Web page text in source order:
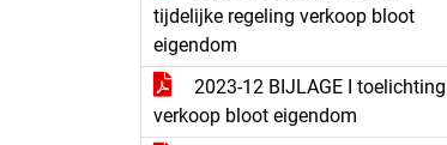
tijdelijke regeling verkoop bloot
eigendom
2023-12 BIJLAGE I toelichting
verkoop bloot eigendom